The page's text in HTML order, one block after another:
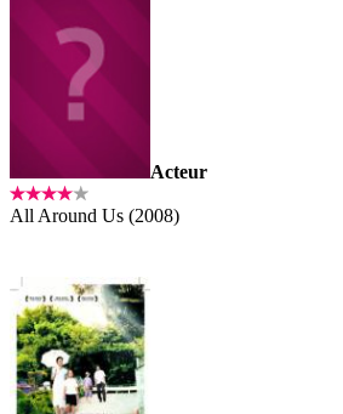
Acteur
All Around Us (2008)